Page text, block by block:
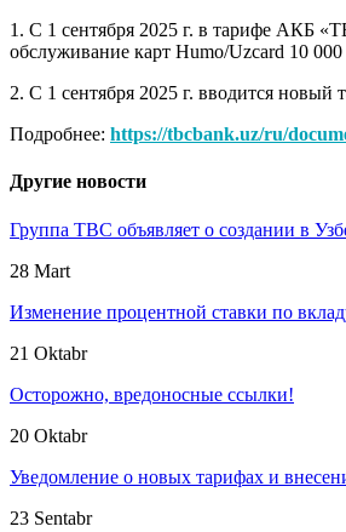
1. С 1 сентября 2025 г. в тарифе АКБ
обслуживание карт Humo/Uzcard 10
2. С 1 сентября 2025 г. вводится новый
Подробнее: https://tbcbank.uz/ru/
Другие новости
Группа TBC объявляет о создании в
28 Mart
Изменение процентной ставки по
21 Oktabr
Осторожно, вредоносные ссылки!
20 Oktabr
Уведомление о новых тарифах и
23 Sentabr